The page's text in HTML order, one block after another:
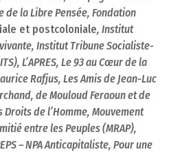
dela Libre Pensée, Fondation
et postcoloniale, Institut
Institut Tribune Socialiste-
L’APRES, Le 93 au Cœur de la
Rafjus, Les Amis de Jean-Luc
de Mouloud Feraoun et de
de l’Homme, Mouvement
entre les Peuples (MRAP),
– NPA Anticapitaliste, Pour une